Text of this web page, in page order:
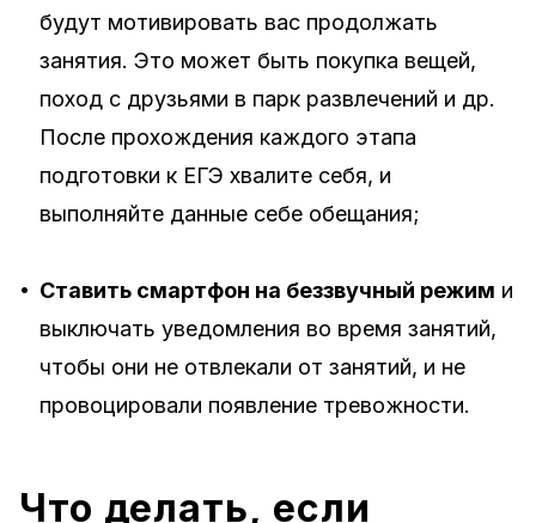
будут мотивировать вас продолжать
занятия. Это может быть покупка вещей,
поход с друзьями в парк развлечений и др.
После прохождения каждого этапа
подготовки к ЕГЭ хвалите себя, и
выполняйте данные себе обещания;
• Ставить смартфон на беззвучный режим и
выключать уведомления во время занятий,
чтобы они не отвлекали от занятий, и не
провоцировали появление тревожности.
Что делать, если